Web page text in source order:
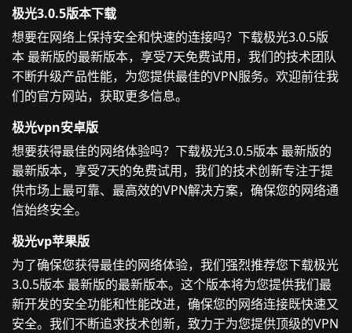
极光3.0.5版本下载
想要在网络上保持安全和快速的连接吗？下载极光3.0.5版
本 最新版的最新版本，享受7天免费试用，我们的技术团队
不断升级产品性能，为您提供最佳的VPN服务。欢迎前往我
们的官方网站，获取更多信息。
极光vpn安卓版
想要获得最佳的网络体验吗？下载极光3.0.5版本 最新版的
最新版本，享受7天的免费试用，我们的技术创新专注于提
供市场上最可靠、最高效的VPN解决方案，确保您的网络通
信始终安全。
极光vp苹果版
为了确保您获得最佳的网络体验，我们强烈推荐您下载极光
3.0.5版本 最新版的最新版本。这个版本将为您提供我们最
新开发的安全功能和性能改进，确保您的网络连接既快速又
安全。我们不断追求技术创新，致力于为您提供顶级的VPN